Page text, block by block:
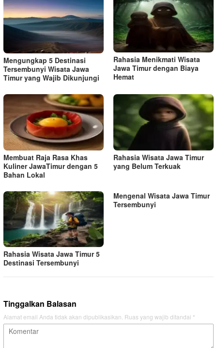
Mengungkap 5 Destinasi
Tersembunyi Wisata Jawa
Timur yang Wajib Dikunjungi
Rahasia Menikmati Wisata
Jawa Timur dengan Biaya
Hemat
Membuat Raja Rasa Khas
Kuliner JawaTimur dengan 5
Bahan Lokal
Rahasia Wisata Jawa Timur
yang Belum Terkuak
Rahasia Wisata Jawa Timur 5
Destinasi Tersembunyi
Mengenal Wisata Jawa Timur
Tersembunyi
Tinggalkan Balasan
Alamat email Anda tidak akan dipublikasikan. Ruas yang wajib ditandai *